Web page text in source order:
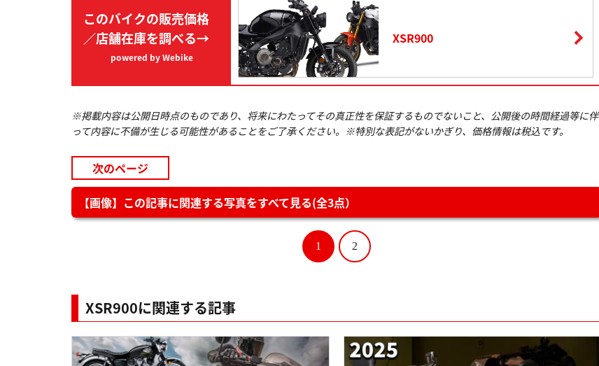
このバイクの販売価格
／店舗在庫を調べる→
powered by Webike
XSR900
※掲載内容は公開日時点のものであり、将来にわたってその真正性を保証するものでないこと、公開後の時間経過等に伴
って内容に不備が生じる可能性があることをご了承ください。※特別な表記がないかぎり、価格情報は税込です。
次のページ
【画像】この記事に関連する写真をすべて見る(全3点）
1 2
XSR900に関連する記事